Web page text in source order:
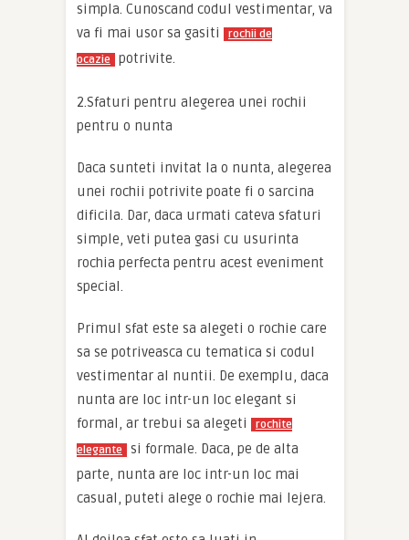
simpla. Cunoscand codul vestimentar, va
va fi mai usor sa gasiti
rochii de
ocazie
potrivite.
2.Sfaturi pentru alegerea unei rochii
pentru o nunta
Daca sunteti invitat la o nunta, alegerea
unei rochii potrivite poate fi o sarcina
dificila. Dar, daca urmati cateva sfaturi
simple, veti putea gasi cu usurinta
rochia perfecta pentru acest eveniment
special.
Primul sfat este sa alegeti o rochie care
sa se potriveasca cu tematica si codul
vestimentar al nuntii. De exemplu, daca
nunta are loc intr-un loc elegant si
formal, ar trebui sa alegeti
rochite
elegante
si formale. Daca, pe de alta
parte, nunta are loc intr-un loc mai
casual, puteti alege o rochie mai lejera.